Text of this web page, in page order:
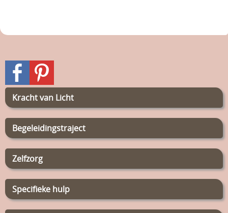
Kracht van Licht
Begeleidingstraject
Zelfzorg
Specifieke hulp